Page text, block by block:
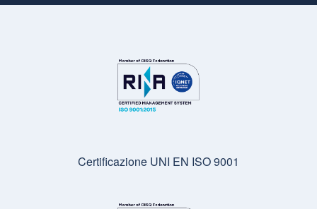
Certificazione UNI EN ISO 9001